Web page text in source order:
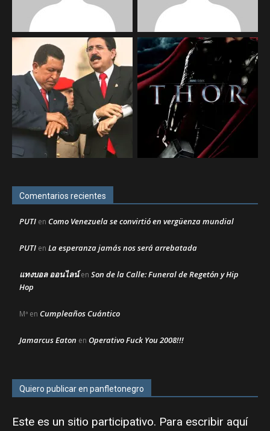
Comentarios recientes
PUTI en Como Venezuela se convirtió en vergüenza mundial
PUTI en La esperanza jamás nos será arrebatada
แทงบอล ออนไลน์en Son de la Calle: Funeral de Regetón y Hip
Hop
Mª en Cumpleaños Cuántico
Jamarcus Eaton en Operativo Fuck You 2008!!!
Quiero publicar en panfletonegro
Este es un sitio participativo. Para escribir aquí